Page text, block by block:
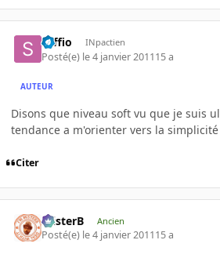
saffio INpactien
Posté(e) le 4 janvier 201115 a
AUTEUR
Disons que niveau soft vu que je suis
tendance a m'orienter vers la
Citer
misterB Ancien
Posté(e) le 4 janvier 201115 a